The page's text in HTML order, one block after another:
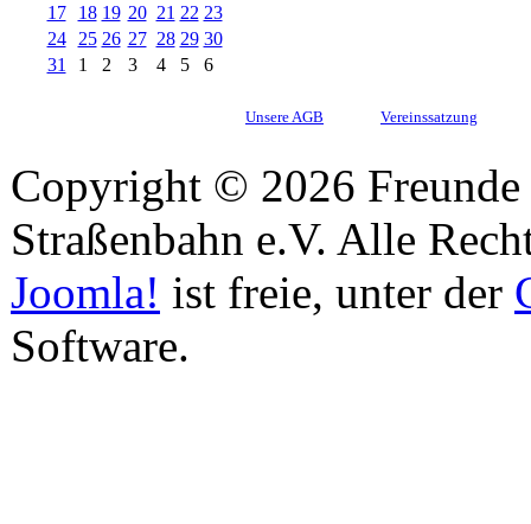
17
18 19 20 21 22 23
24
25 26 27 28 29 30
31
1 2 3 4 5 6
Unsere AGB Vereinssatzung
Copyright © 2026
Straßenbahn e.V. Alle
Joomla! ist freie, unter der
Software.